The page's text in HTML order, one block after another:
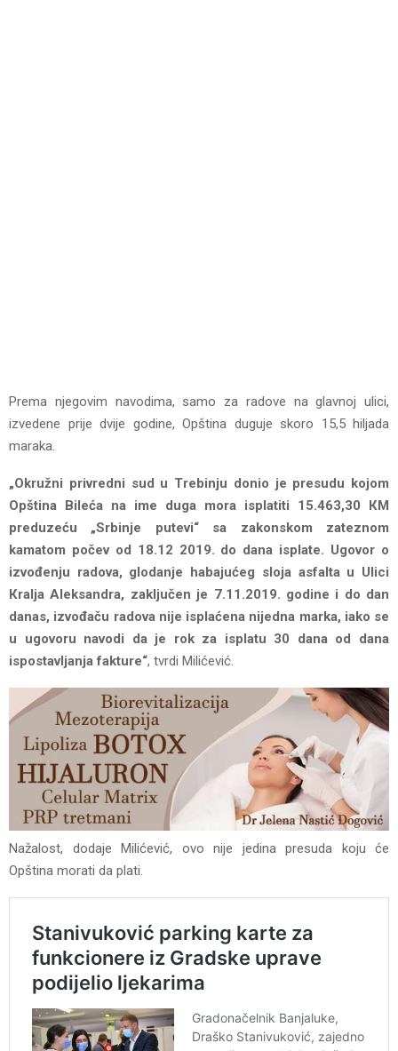
Prema njegovim navodima, samo za radove na glavnoj ulici,
izvedene prije dvije godine, Opština duguje skoro 15,5 hiljada
maraka.
„Okružni privredni sud u Trebinju donio je presudu kojom
Opština Bileća na ime duga mora isplatiti 15.463,30 КM
preduzeću „Srbinje putevi“ sa zakonskom zateznom
kamatom počev od 18.12 2019. do dana isplate. Ugovor o
izvođenju radova, glodanje habajućeg sloja asfalta u Ulici
Кralja Aleksandra, zaključen je 7.11.2019. godine i do dan
danas, izvođaču radova nije isplaćena nijedna marka, iako se
u ugovoru navodi da je rok za isplatu 30 dana od dana
ispostavljanja fakture“, tvrdi Milićević.
Nažalost, dodaje Milićević, ovo nije jedina presuda koju će
Opština morati da plati.